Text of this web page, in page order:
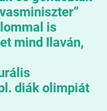
is
mind Ilaván,
diák olimpiát